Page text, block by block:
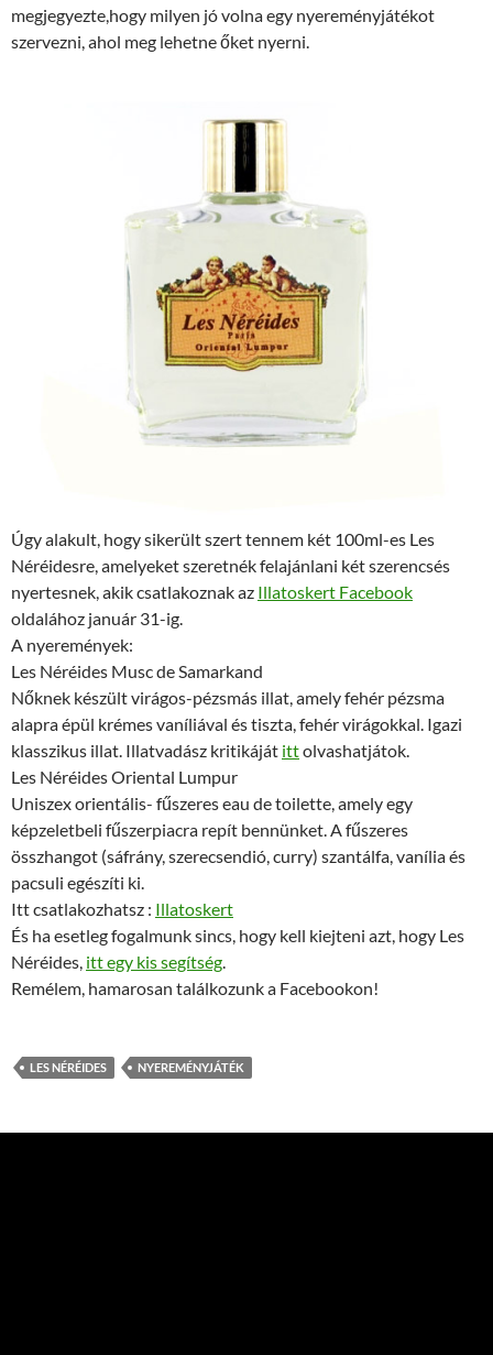
megjegyezte,hogy milyen jó volna egy nyereményjátékot
szervezni, ahol meg lehetne őket nyerni.
Úgy alakult, hogy sikerült szert tennem két 100ml-es Les
Néréidesre, amelyeket szeretnék felajánlani két szerencsés
nyertesnek, akik csatlakoznak az Illatoskert Facebook
oldalához január 31-ig.
A nyeremények:
Les Néréides Musc de Samarkand
Nőknek készült virágos-pézsmás illat, amely fehér pézsma
alapra épül krémes vaníliával és tiszta, fehér virágokkal. Igazi
klasszikus illat. Illatvadász kritikáját ittolvashatjátok.
Les Néréides Oriental Lumpur
Uniszex orientális- fűszeres eau de toilette, amely egy
képzeletbeli fűszerpiacra repít bennünket. A fűszeres
összhangot (sáfrány, szerecsendió, curry) szantálfa, vanília és
pacsuli egészíti ki.
Itt csatlakozhatsz : Illatoskert
És ha esetleg fogalmunk sincs, hogy kell kiejteni azt, hogy Les
Néréides, itt egy kis segítség.
Remélem, hamarosan találkozunk a Facebookon!
LES NÉRÉIDES NYEREMÉNYJÁTÉK